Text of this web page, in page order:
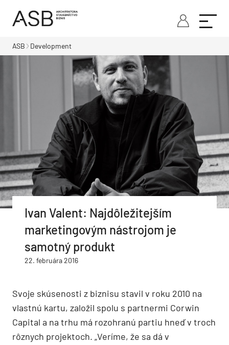
ASB Development
Ivan Valent: Najdôležitejším
marketingovým nástrojom je
samotný produkt
22. februára 2016
Svoje skúsenosti z biznisu stavil v roku 2010 na
vlastnú kartu, založil spolu s partnermi Corwin
Capital a na trhu má rozohranú partiu hneď v troch
rôznych projektoch. „Veríme, že sa dá v